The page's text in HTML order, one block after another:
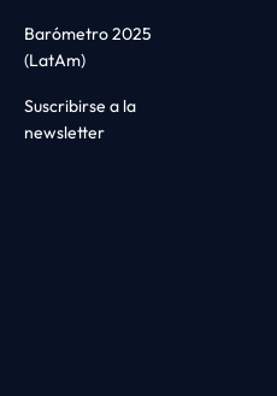
Barómetro 2025
(LatAm)
Suscribirse a la
newsletter